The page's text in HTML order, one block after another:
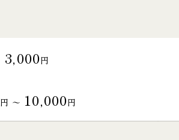
3,000円
円 〜 10,000円